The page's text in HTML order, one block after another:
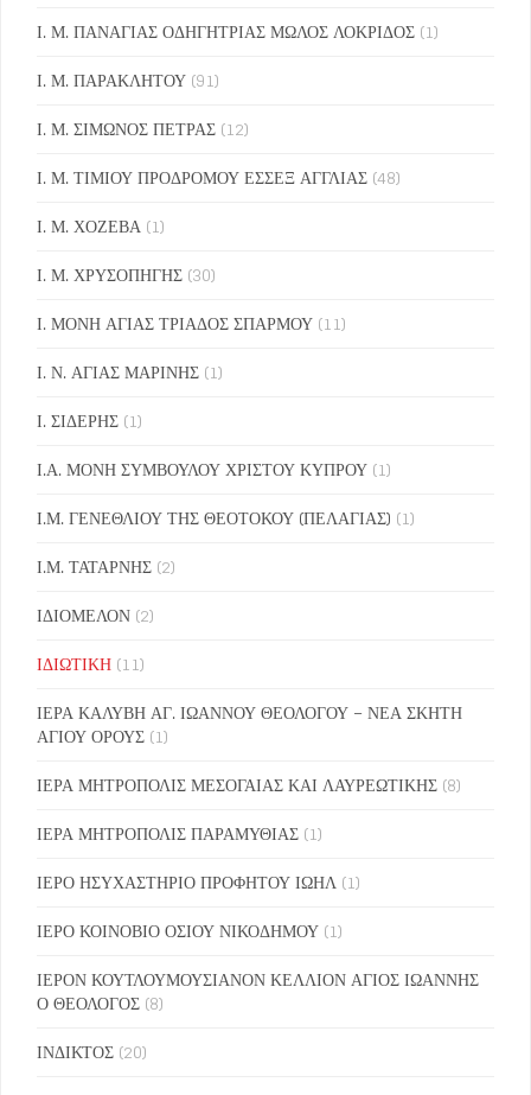
Ι. Μ. ΠΑΝΑΓΙΑΣ ΟΔΗΓΗΤΡΙΑΣ ΜΩΛΟΣ ΛΟΚΡΙΔΟΣ (1)
Ι. Μ. ΠΑΡΑΚΛΗΤΟΥ (91)
Ι. Μ. ΣΙΜΩΝΟΣ ΠΕΤΡΑΣ (12)
Ι. Μ. ΤΙΜΙΟΥ ΠΡΟΔΡΟΜΟΥ ΕΣΣΕΞ ΑΓΓΛΙΑΣ (48)
Ι. Μ. ΧΟΖΕΒΑ (1)
Ι. Μ. ΧΡΥΣΟΠΗΓΗΣ (30)
Ι. ΜΟΝΗ ΑΓΙΑΣ ΤΡΙΑΔΟΣ ΣΠΑΡΜΟΥ (11)
Ι. Ν. ΑΓΙΑΣ ΜΑΡΙΝΗΣ (1)
Ι. ΣΙΔΕΡΗΣ (1)
Ι.Α. ΜΟΝΗ ΣΥΜΒΟΥΛΟΥ ΧΡΙΣΤΟΥ ΚΥΠΡΟΥ (1)
Ι.Μ. ΓΕΝΕΘΛΙΟΥ ΤΗΣ ΘΕΟΤΟΚΟΥ (ΠΕΛΑΓΙΑΣ) (1)
Ι.Μ. ΤΑΤΑΡΝΗΣ (2)
ΙΔΙΟΜΕΛΟΝ (2)
ΙΔΙΩΤΙΚΗ (11)
ΙΕΡΑ ΚΑΛΥΒΗ ΑΓ. ΙΩΑΝΝΟΥ ΘΕΟΛΟΓΟΥ – ΝΕΑ ΣΚΗΤΗ
ΑΓΙΟΥ ΟΡΟΥΣ (1)
ΙΕΡΑ ΜΗΤΡΟΠΟΛΙΣ ΜΕΣΟΓΑΙΑΣ ΚΑΙ ΛΑΥΡΕΩΤΙΚΗΣ (8)
ΙΕΡΑ ΜΗΤΡΟΠΟΛΙΣ ΠΑΡΑΜΥΘΙΑΣ (1)
ΙΕΡΟ ΗΣΥΧΑΣΤΗΡΙΟ ΠΡΟΦΗΤΟΥ ΙΩΗΛ (1)
ΙΕΡΟ ΚΟΙΝΟΒΙΟ ΟΣΙΟΥ ΝΙΚΟΔΗΜΟΥ (1)
ΙΕΡΟΝ ΚΟΥΤΛΟΥΜΟΥΣΙΑΝΟΝ ΚΕΛΛΙΟΝ ΑΓΙΟΣ ΙΩΑΝΝΗΣ
Ο ΘΕΟΛΟΓΟΣ (8)
ΙΝΔΙΚΤΟΣ (20)